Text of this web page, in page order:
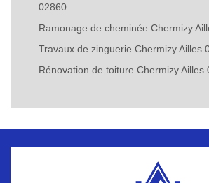
02860
Ramonage de cheminée Chermizy
Travaux de zinguerie Chermizy Ailles
Rénovation de toiture Chermizy Ailles